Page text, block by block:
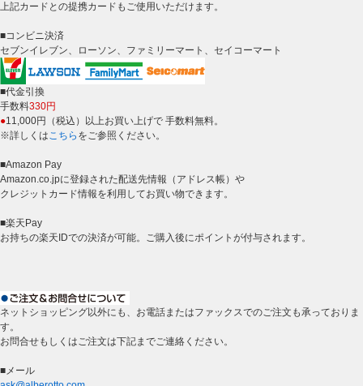
上記カードとの提携カードもご使用いただけます。
■コンビニ決済
セブンイレブン、ローソン、ファミリーマート、セイコーマート
■代金引換
手数料330円
●11,000円（税込）以上お買い上げで 手数料無料。
※詳しくはこちら をご参照ください。
■Amazon Pay
Amazon.co.jpに登録された配送先情報（アドレス帳）や
クレジットカード情報を利用してお買い物できます。
■楽天Pay
お持ちの楽天IDでの決済が可能。ご購入後にポイントが付与されます。
ネットショッピング以外にも、お電話またはファックスでのご注文も承っておりま
す。
お問合せもしくはご注文は下記までご連絡ください。
■メール